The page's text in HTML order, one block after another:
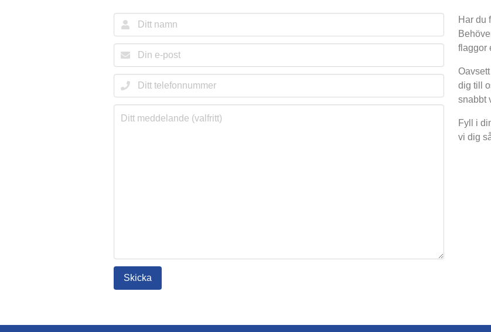
Har du
flaggor
dig till
snabbt
Fyll i
vi dig